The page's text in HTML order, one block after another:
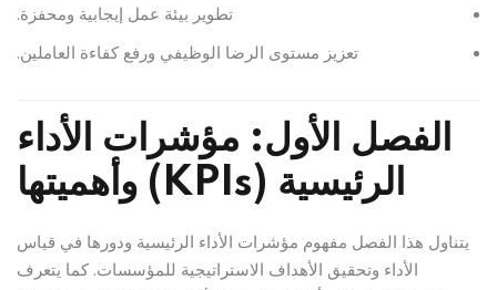
تطوير بيئة عمل إيجابية ومحفزة.
تعزيز مستوى الرضا الوظيفي ورفع كفاءة العاملين.
الفصل الأول: مؤشرات الأداء
الرئيسية (KPIs) وأهميتها
يتناول هذا الفصل مفهوم مؤشرات الأداء الرئيسية ودورها في قياس
الأداء وتحقيق الأهداف الاستراتيجية للمؤسسات. كما يتعرف